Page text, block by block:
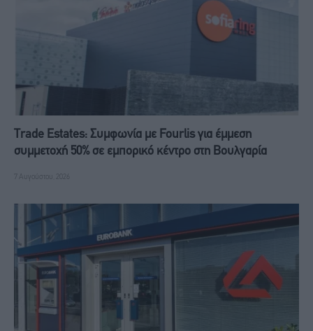
Trade Estates: Συμφωνία με Fourlis για έμμεση
συμμετοχή 50% σε εμπορικό κέντρο στη Βουλγαρία
7 Αυγούστου, 2026